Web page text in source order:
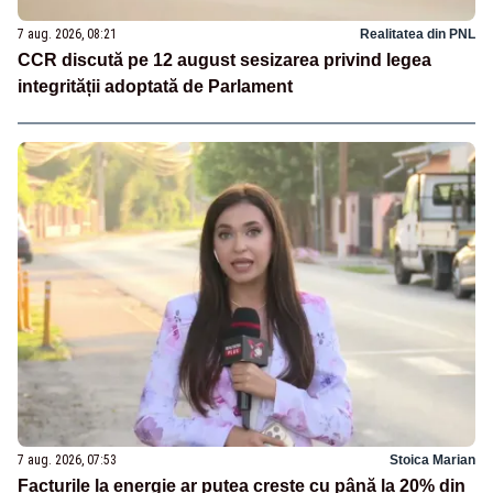
7 aug. 2026, 08:21 Realitatea din PNL
CCR discută pe 12 august sesizarea privind legea
integrității adoptată de Parlament
7 aug. 2026, 07:53 Stoica Marian
Facturile la energie ar putea crește cu până la 20% din